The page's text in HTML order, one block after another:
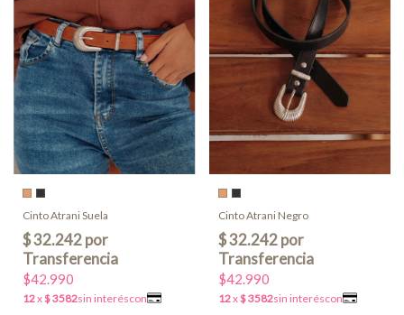
Cinto Atrani Suela
$42.990
Cinto Atrani Negro
$42.990